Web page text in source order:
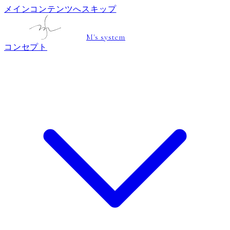
メインコンテンツへスキップ
M's system
コンセプト